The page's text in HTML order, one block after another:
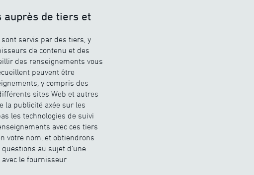
auprès de tiers et
servis par des tiers, y
de contenu et des
des renseignements vous
peuvent être
y compris des
sites Web et autres
la publicité axée sur les
les technologies de suivi
avec ces tiers
votre nom, et obtiendrons
au sujet d’une
le fournisseur